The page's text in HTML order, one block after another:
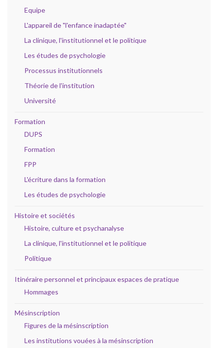
Equipe
L'appareil de "l'enfance inadaptée"
La clinique, l'institutionnel et le politique
Les études de psychologie
Processus institutionnels
Théorie de l'institution
Université
Formation
DUPS
Formation
FPP
L'écriture dans la formation
Les études de psychologie
Histoire et sociétés
Histoire, culture et psychanalyse
La clinique, l'institutionnel et le politique
Politique
Itinéraire personnel et principaux espaces de pratique
Hommages
Mésinscription
Figures de la mésinscription
Les institutions vouées à la mésinscription